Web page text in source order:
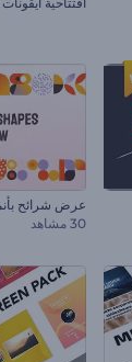
عرض شرائح
30 مشاهد